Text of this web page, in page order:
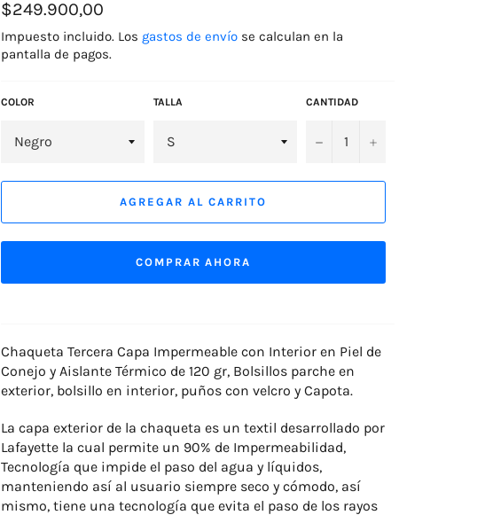
Precio
habitual
$249.900,00
Impuesto incluido. Los gastos de envío se calculan en la
pantalla de pagos.
COLOR TALLA CANTIDAD
− +
AGREGAR AL CARRITO
COMPRAR AHORA
Chaqueta Tercera Capa Impermeable con Interior en Piel de
Conejo y Aislante Térmico de 120 gr, Bolsillos parche en
exterior, bolsillo en interior, puños con velcro y Capota.
La capa exterior de la chaqueta es un textil desarrollado por
Lafayette la cual permite un 90% de Impermeabilidad,
Tecnología que impide el paso del agua y líquidos,
manteniendo así al usuario siempre seco y cómodo, así
mismo, tiene una tecnología que evita el paso de los rayos